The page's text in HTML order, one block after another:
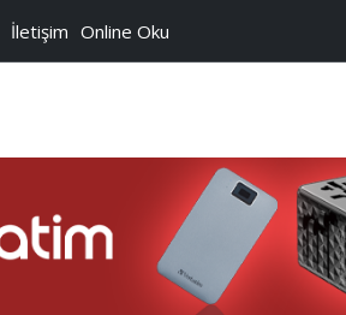
İletişim Online Oku